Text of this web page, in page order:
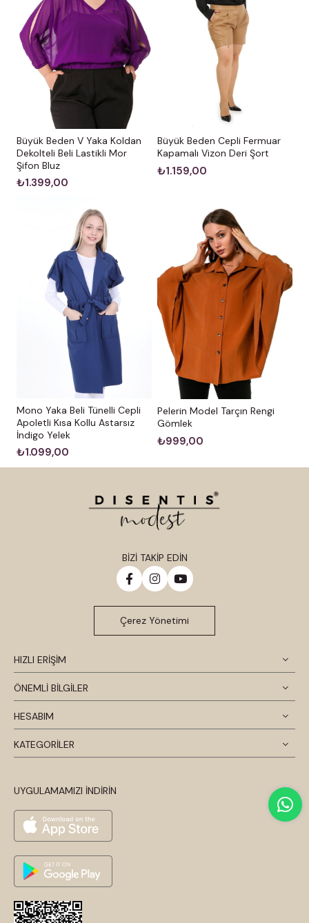
Büyük Beden V Yaka Koldan
Dekolteli Beli Lastikli Mor
Şifon Bluz
₺1.399,00
Büyük Beden Cepli Fermuar
Kapamalı Vizon Deri Şort
₺1.159,00
Mono Yaka Beli Tünelli Cepli
Apoletli Kısa Kollu Astarsız
İndigo Yelek
₺1.099,00
Pelerin Model Tarçın Rengi
Gömlek
₺999,00
HIZLI ERİŞİM
ÖNEMLİ BİLGİLER
HESABIM
KATEGORİLER
UYGULAMAMIZI İNDİRİN
BİZİ TAKİP EDİN
Çerez Yönetimi